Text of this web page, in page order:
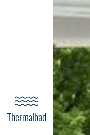
Thermalbad